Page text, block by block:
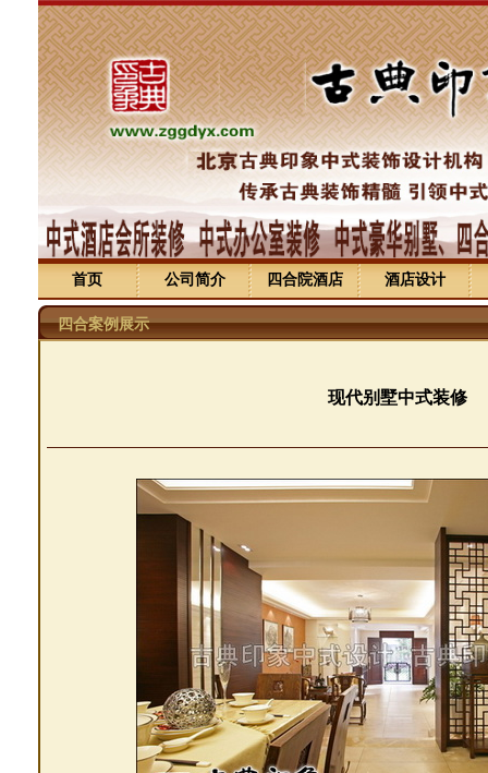
首页 公司简介 四合院酒店 酒店设计
四合案例展示
现代别墅中式装修